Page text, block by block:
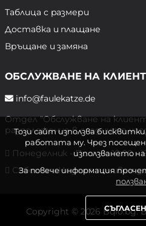
Таблица с размери
Доставка и плащане
Връщане и замяна
ОБСЛУЖВАНЕ НА
info@faulekatze.de
Отдел "Обслужване на
разположение в следните
Понеделник - Петък: 10:00 -
Събота и Неделя: почивен
Copyright © 2026 Bqlo.bg.
Този сайт използва
работата му. Чрез
използването
За повече информация